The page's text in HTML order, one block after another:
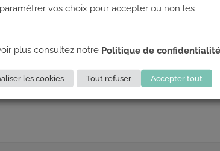
vos choix pour accepter ou non les
plus consultez notre Politique de confidentialité
les cookies Tout refuser Accepter tout